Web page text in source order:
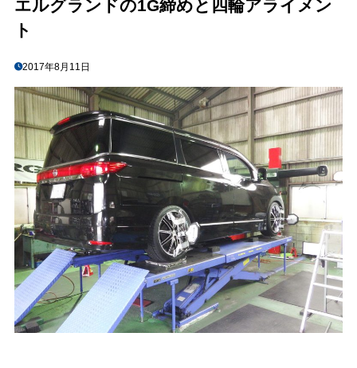
エルグランドの1G締めと四輪アライメン
ト
2017年8月11日